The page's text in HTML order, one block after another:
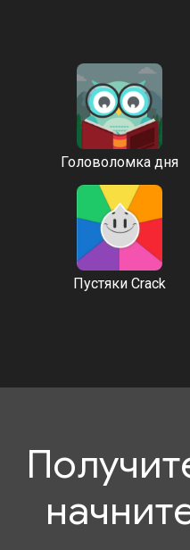
Головоломка дня
Пустяки Crack